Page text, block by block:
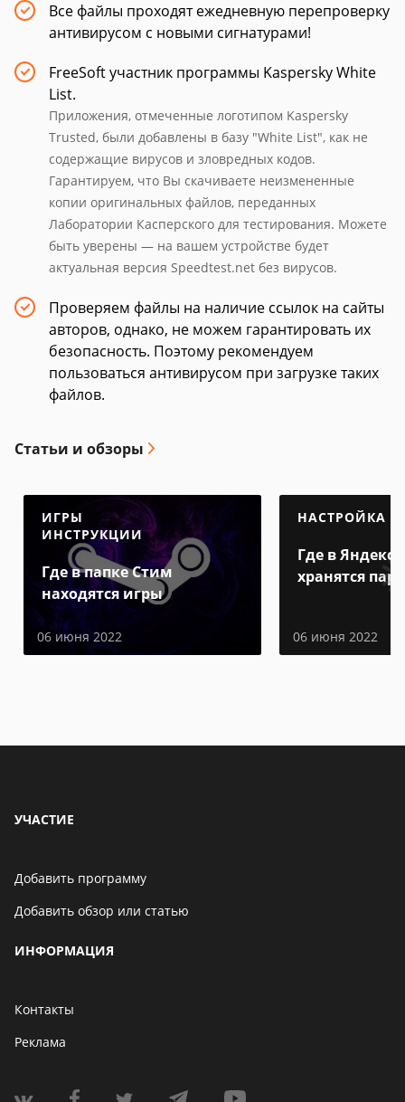
Все файлы проходят ежедневную перепроверку
антивирусом с новыми сигнатурами!
FreeSoft участник программы Kaspersky White
List.
Приложения, отмеченные логотипом Kaspersky
Trusted, были добавлены в базу "White List", как не
содержащие вирусов и зловредных кодов.
Гарантируем, что Вы скачиваете неизмененные
копии оригинальных файлов, переданных
Лаборатории Касперского для тестирования. Можете
быть уверены — на вашем устройстве будет
актуальная версия Speedtest.net без вирусов.
Проверяем файлы на наличие ссылок на сайты
авторов, однако, не можем гарантировать их
безопасность. Поэтому рекомендуем
пользоваться антивирусом при загрузке таких
файлов.
Статьи и обзоры
ИГРЫ
ИНСТРУКЦИИ
Где в папке Стим
находятся игры
06 июня 2022
НАСТРОЙКА
Где в Яндекс
хранятся
06 июня 2022
УЧАСТИЕ
Добавить программу
Добавить обзор или статью
ИНФОРМАЦИЯ
Контакты
Реклама